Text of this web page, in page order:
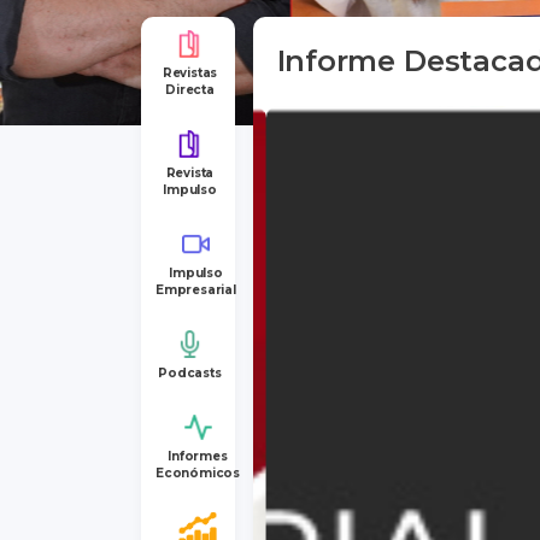
Revistas
Directa
Revista
Impulso
Impulso
Empresarial
Podcasts
Informes
Económicos
Informe